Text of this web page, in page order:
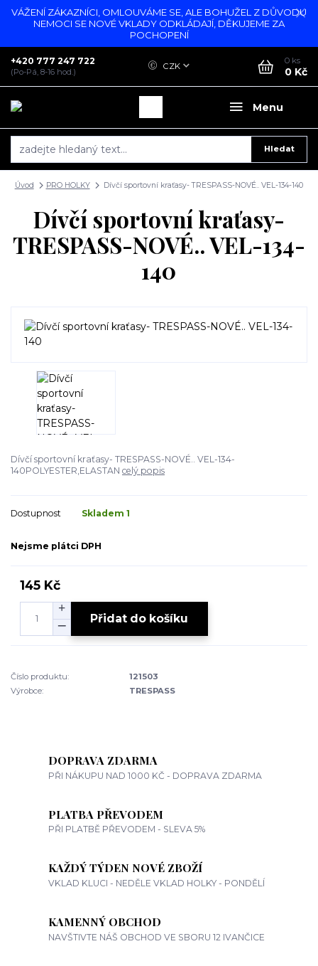
VÁŽENÍ ZÁKAZNÍCI, OMLOUVÁME SE, ALE BOHUŽEL Z DŮVODU
NEMOCI SE NOVÉ VKLADY ODKLÁDAJÍ, DĚKUJEME ZA
POCHOPENÍ
Menu
CZK
Hledat
+420 777 247 722
(Po-Pá, 8-16 hod.)
0 ks
0 Kč
Úvod PRO HOLKY Dívčí sportovní kraťasy- TRESPASS-NOVÉ.. VEL-134-140
Dívčí sportovní kraťasy-
TRESPASS-NOVÉ.. VEL-134-
140
Dívčí sportovní kraťasy- TRESPASS-NOVÉ.. VEL-134-
140POLYESTER,ELASTAN celý popis
Dostupnost Skladem 1
Nejsme plátci DPH
145 Kč
Přidat do košíku
Číslo produktu:
121503
Výrobce:
TRESPASS
DOPRAVA ZDARMA
PŘI NÁKUPU NAD 1000 KČ - DOPRAVA ZDARMA
PLATBA PŘEVODEM
PŘI PLATBĚ PŘEVODEM - SLEVA 5%
KAŽDÝ TÝDEN NOVÉ ZBOŽÍ
VKLAD KLUCI - NEDĚLE VKLAD HOLKY - PONDĚLÍ
KAMENNÝ OBCHOD
NAVŠTIVTE NÁŠ OBCHOD VE SBORU 12 IVANČICE